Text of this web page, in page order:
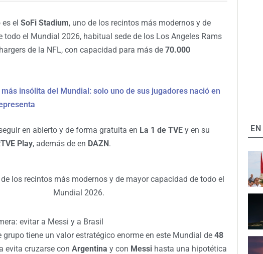
es el SoFi Stadium, uno de los recintos más modernos y de
todo el Mundial 2026, habitual sede de los Los Angeles Rams
de la NFL, con capacidad para más de 70.000
insólita del Mundial: solo uno de sus jugadores nació en
en abierto y de forma gratuita en La 1 de TVE y en su
Play, además de en DAZN.
los recintos más modernos y de mayor capacidad de todo el
Mundial 2026.
evitar a Messi y a Brasil
grupo tiene un valor estratégico enorme en este Mundial de 48
evita cruzarse con Argentina y con Messi hasta una hipotética